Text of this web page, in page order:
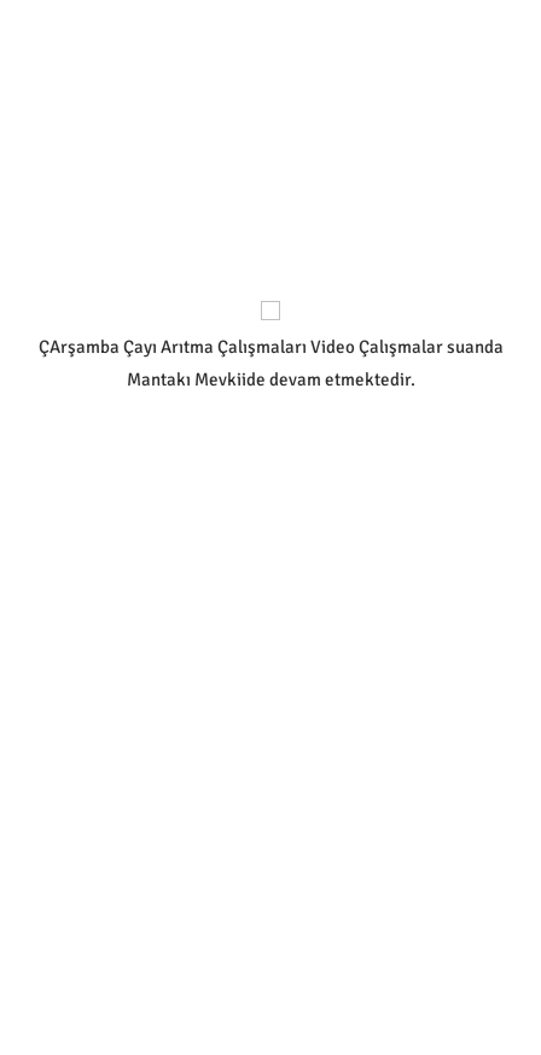
ÇArşamba Çayı Arıtma Çalışmaları Video Çalışmalar suanda
Mantakı Mevkiide devam etmektedir.